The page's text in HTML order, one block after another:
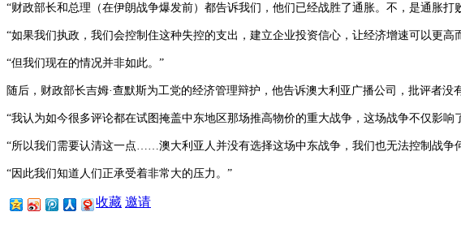
“财政部长和总理（在伊朗战争爆发前）都告诉我们，他们已经战胜了通胀。不，是通胀打
“如果我们执政，我们会控制住这种失控的支出，建立企业投资信心，让经济增速可以更高
“但我们现在的情况并非如此。”
随后，财政部长吉姆·查默斯为工党的经济管理辩护，他告诉澳大利亚广播公司，批评者
“我认为如今很多评论都在试图掩盖中东地区那场推高物价的重大战争，这场战争不仅影响
“所以我们需要认清这一点……澳大利亚人并没有选择这场中东战争，我们也无法控制战争
“因此我们知道人们正承受着非常大的压力。”
收藏 邀请